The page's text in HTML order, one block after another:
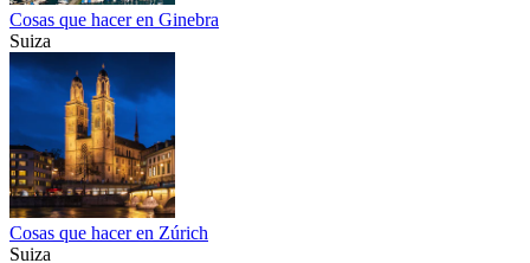
Cosas que hacer en Ginebra
Suiza
Cosas que hacer en Zúrich
Suiza